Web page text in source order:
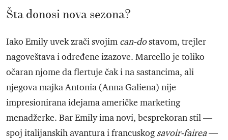
Šta donosi nova sezona?
Iako Emily uvek zrači svojim can-dostavom, trejler
nagoveštava i određene izazove. Marcello je toliko
očaran njome da flertuje čak i na sastancima, ali
njegova majka Antonia (Anna Galiena) nije
impresionirana idejama američke marketing
menadžerke. Bar Emily ima novi, besprekoran stil —
spoj italijanskih avantura i francuskogsavoir-fairea—